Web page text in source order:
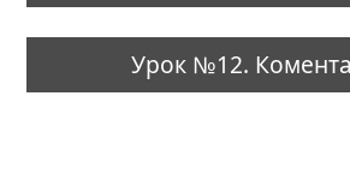
Урок №12.